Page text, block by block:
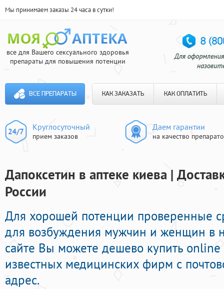
Мы принимаем заказы 24 часа в сутки!
все для Вашего сексуального здоровья
препараты для повышения потенции
ВСЕ ПРЕПАРАТЫ КАК ЗАКАЗАТЬ КАК ОПЛАТИТЬ
Круглосуточный
прием заказов
Даем гарантии
на качество
Дапоксетин в аптеке киева |
России
Для хорошей потенции проверенные
для возбуждения мужчин и женщин в
сайте Вы можете дешево купить online
известных медицинских фирм с
адрес.